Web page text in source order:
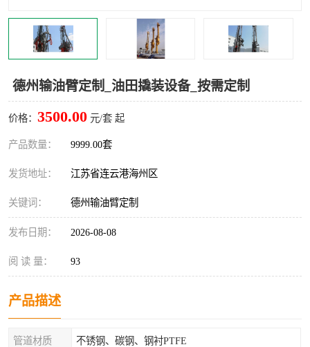
德州输油臂定制_油田撬装设备_按需定制
价格： 3500.00 元/套 起
产品数量： 9999.00套
发货地址： 江苏省连云港海州区
关键词： 德州输油臂定制
发布日期： 2026-08-08
阅 读 量： 93
产品描述
管道材质 不锈钢、碳钢、钢衬PTFE
浮动出油装置